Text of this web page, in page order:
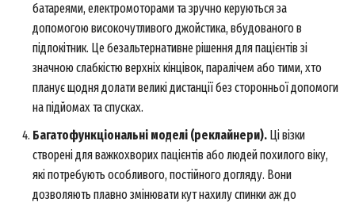
батареями, електромоторами та зручно керуються за
допомогою високочутливого джойстика, вбудованого в
підлокітник. Це безальтернативне рішення для пацієнтів зі
значною слабкістю верхніх кінцівок, паралічем або тими, хто
планує щодня долати великі дистанції без сторонньої допомоги
на підйомах та спусках.
Багатофункціональні моделі (реклайнери). Ці візки
створені для важкохворих пацієнтів або людей похилого віку,
які потребують особливого, постійного догляду. Вони
дозволяють плавно змінювати кут нахилу спинки аж до